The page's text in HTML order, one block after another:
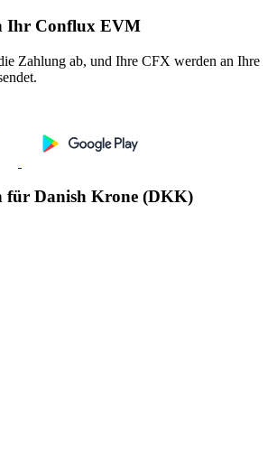
Ihr Conflux EVM
Zahlung ab, und Ihre CFX werden an Ihre
für Danish Krone (DKK)